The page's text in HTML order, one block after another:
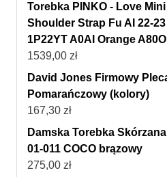
Torebka PINKO - Love
Shoulder Strap Fu AI 22-
1P22YT A0AI Orange A80O
1539,00 zł
David Jones Firmowy
Pomarańczowy (kolory)
167,30 zł
Damska Torebka
01-011 COCO brązowy
275,00 zł